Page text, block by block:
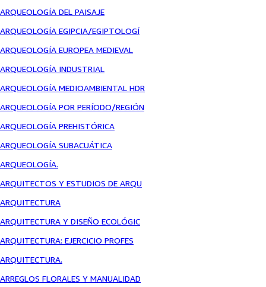
ARQUEOLOGÍA DEL PAISAJE
ARQUEOLOGÍA EGIPCIA/EGIPTOLOGÍ
ARQUEOLOGÍA EUROPEA MEDIEVAL
ARQUEOLOGÍA INDUSTRIAL
ARQUEOLOGÍA MEDIOAMBIENTAL HDR
ARQUEOLOGÍA POR PERÍODO/REGIÓN
ARQUEOLOGÍA PREHISTÓRICA
ARQUEOLOGÍA SUBACUÁTICA
ARQUEOLOGÍA.
ARQUITECTOS Y ESTUDIOS DE ARQU
ARQUITECTURA
ARQUITECTURA Y DISEÑO ECOLÓGIC
ARQUITECTURA: EJERCICIO PROFES
ARQUITECTURA.
ARREGLOS FLORALES Y MANUALIDAD